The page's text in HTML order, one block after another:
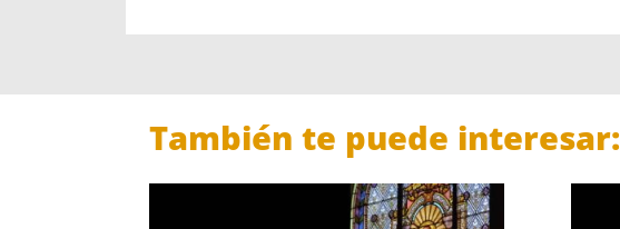
También te puede interesar: